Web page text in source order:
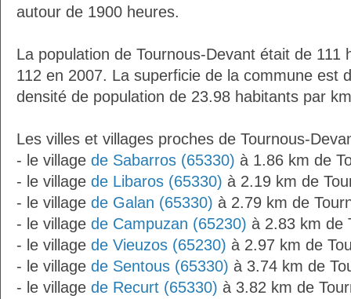
autour de 1900 heures.
La population de Tournous-Devant était de 111
112 en 2007. La superficie de la commune est
densité de population de 23.98 habitants par
Les villes et villages proches de Tournous-
- le village de Sabarros (65330) à 1.86 km de
- le village de Libaros (65330) à 2.19 km de
- le village de Galan (65330) à 2.79 km de
- le village de Campuzan (65230) à 2.83 km de
- le village de Vieuzos (65230) à 2.97 km de
- le village de Sentous (65330) à 3.74 km de
- le village de Recurt (65330) à 3.82 km de